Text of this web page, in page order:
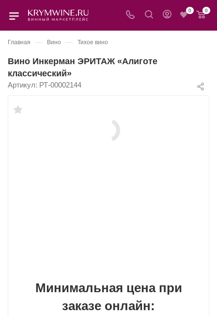
0 0
Главная — Вино — Тихое вино
Вино Инкерман ЭРИТАЖ «Алиготе
классический»
Артикул: РТ-00002144
Минимальная цена при
заказе онлайн: